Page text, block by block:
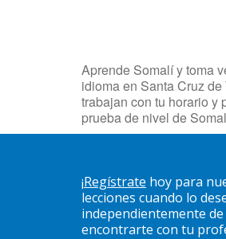
Aprende Somalí y toma
idioma en Santa Cruz
trabajan con tu horario y
prueba de nivel de
¡Regístrate hoy para
lecciones cuando lo
independientemente
encontrarte con tu